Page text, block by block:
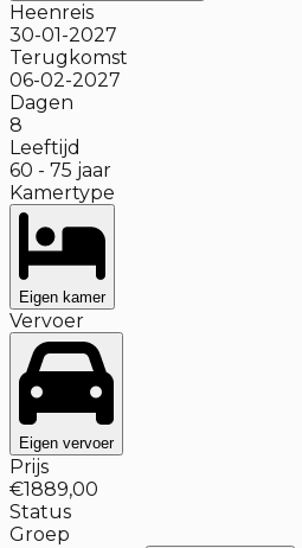
Heenreis
30-01-2027
Terugkomst
06-02-2027
Dagen
8
Leeftijd
60 - 75 jaar
Kamertype
Eigen kamer
Vervoer
Eigen vervoer
Prijs
€1889,00
Status
Groep